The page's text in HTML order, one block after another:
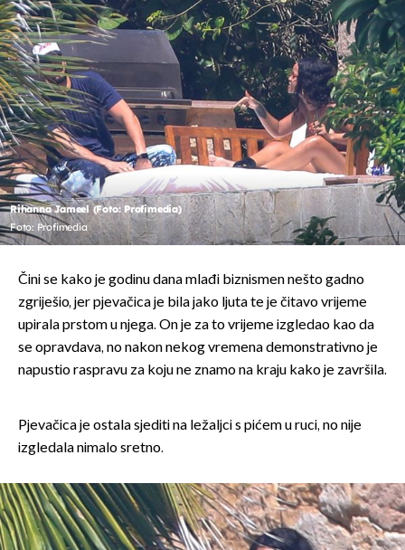
Rihanna Jameel (Foto: Profimedia)
Foto: Profimedia
Čini se kako je godinu dana mlađi biznismen nešto gadno
zgriješio, jer pjevačica je bila jako ljuta te je čitavo vrijeme
upirala prstom u njega. On je za to vrijeme izgledao kao da
se opravdava, no nakon nekog vremena demonstrativno je
napustio raspravu za koju ne znamo na kraju kako je završila.
Pjevačica je ostala sjediti na ležaljci s pićem u ruci, no nije
izgledala nimalo sretno.